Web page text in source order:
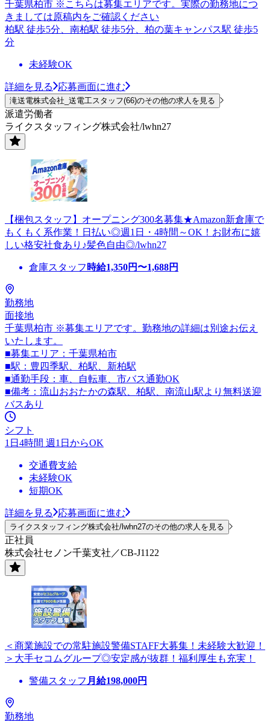
千葉県柏市 ※こちらは募集エリアです。実際の勤務地につ
きましては原稿内をご確認ください
柏駅 徒歩5分、南柏駅 徒歩5分、柏の葉キャンパス駅 徒歩5
分
未経験OK
詳細を見る 応募画面に進む
滝送電株式会社_送電工スタッフ(66)のその他の求人を見る
派遣労働者
ライクスタッフィング株式会社/lwhn27
【梱包スタッフ】オープニング300名募集★Amazon新倉庫で
もくもく系作業！日払い◎週1日・4時間～OK！お財布に嬉
しい格安社食あり♪髪色自由◎/lwhn27
倉庫スタッフ 時給1,350円〜1,688円
勤務地
面接地
千葉県柏市 ※募集エリアです。勤務地の詳細は別途お伝え
いたします。
■募集エリア：千葉県柏市
■駅：豊四季駅、柏駅、新柏駅
■通勤手段：車、自転車、市バス通勤OK
■備考：流山おおたかの森駅、柏駅、南流山駅より無料送迎
バスあり
シフト
1日4時間 週1日からOK
交通費支給
未経験OK
短期OK
詳細を見る 応募画面に進む
ライクスタッフィング株式会社/lwhn27のその他の求人を見る
正社員
株式会社セノン千葉支社／CB-J1122
＜商業施設での常駐施設警備STAFF大募集！未経験大歓迎！
＞大手セコムグループ◎安定感が抜群！福利厚生も充実！
警備スタッフ 月給198,000円
勤務地